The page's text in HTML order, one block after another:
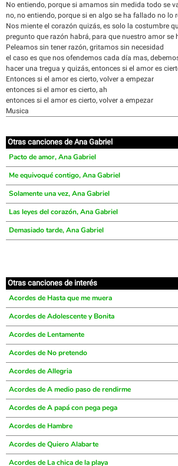
No entiendo, porque si amamos sin medida todo se
no, no entiendo, porque si en algo se ha fallado no lo
Nos miente el corazón quizás, es solo la costumbre
pregunto que razón habrá, para que nuestro amor se
Peleamos sin tener razón, gritamos sin necesidad
el caso es que nos ofendemos cada día mas,
hacer una tregua y quizás, entonces si el amor es
Entonces si el amor es cierto, volver a empezar
entonces si el amor es cierto, ah
entonces si el amor es cierto, volver a empezar
Musica
Otras canciones de Ana Gabriel
Pacto de amor, Ana Gabriel
Me equivoqué contigo, Ana Gabriel
Solamente una vez, Ana Gabriel
Las leyes del corazón, Ana Gabriel
Demasiado tarde, Ana Gabriel
Otras canciones de interés
Acordes de Hasta que me muera
Acordes de Adolescente y Bonita
Acordes de Lentamente
Acordes de No pretendo
Acordes de Allegria
Acordes de A medio paso de rendirme
Acordes de A papá con pega pega
Acordes de Hambre
Acordes de Quiero Alabarte
Acordes de La chica de la playa